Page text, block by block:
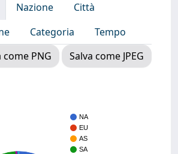
Nazione
Città
Categoria
Tempo
come PNG
Salva come JPEG
NA
EU
AS
SA